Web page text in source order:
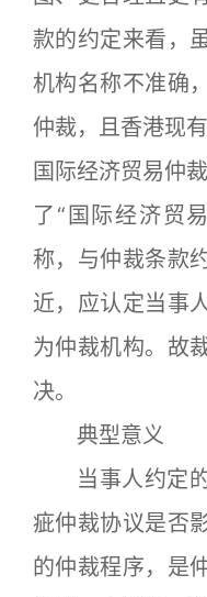
款的约定来看，
机构名称不准确
仲裁，且香港现
国际经济贸易仲
了“国际经济贸
称，与仲裁条款
近，应认定当事
为仲裁机构。故
决。
典型意义
当事人约定的
疵仲裁协议是否
的仲裁程序，是